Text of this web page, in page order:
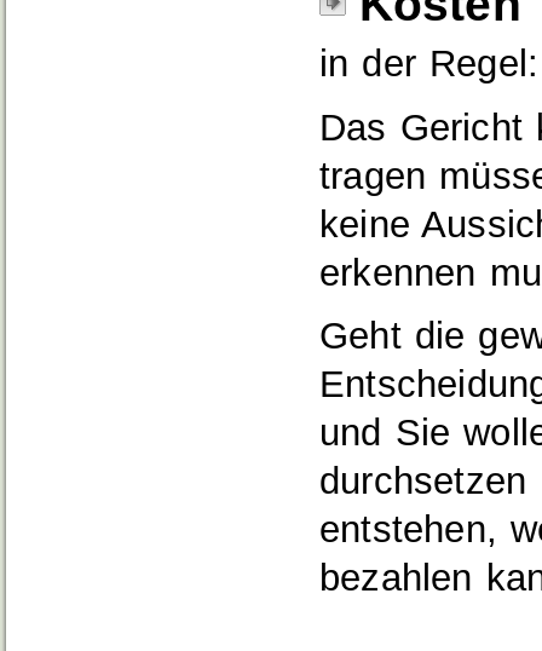
in der
Das Gericht
tragen
keine
erkennen
Geht die
und Sie
entstehen,
bezahlen